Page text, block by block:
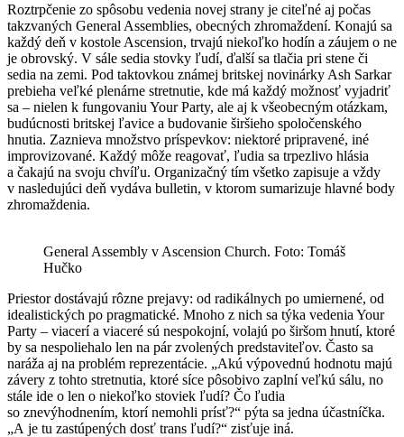
Roztrpčenie zo spôsobu vedenia novej strany je citeľné aj počas
takzvaných General Assemblies, obecných zhromaždení. Konajú sa
každý deň v kostole Ascension, trvajú niekoľko hodín a záujem o ne
je obrovský. V sále sedia stovky ľudí, ďalší sa tlačia pri stene či
sedia na zemi. Pod taktovkou známej britskej novinárky Ash Sarkar
prebieha veľké plenárne stretnutie, kde má každý možnosť vyjadriť
sa – nielen k fungovaniu Your Party, ale aj k všeobecným otázkam,
budúcnosti britskej ľavice a budovanie širšieho spoločenského
hnutia. Zaznieva množstvo príspevkov: niektoré pripravené, iné
improvizované. Každý môže reagovať, ľudia sa trpezlivo hlásia
a čakajú na svoju chvíľu. Organizačný tím všetko zapisuje a vždy
v nasledujúci deň vydáva bulletin, v ktorom sumarizuje hlavné body
zhromaždenia.
General Assembly v Ascension Church. Foto: Tomáš
Hučko
Priestor dostávajú rôzne prejavy: od radikálnych po umiernené, od
idealistických po pragmatické. Mnoho z nich sa týka vedenia Your
Party – viacerí a viaceré sú nespokojní, volajú po širšom hnutí, ktoré
by sa nespoliehalo len na pár zvolených predstaviteľov. Často sa
naráža aj na problém reprezentácie. „Akú výpovednú hodnotu majú
závery z tohto stretnutia, ktoré síce pôsobivo zaplní veľkú sálu, no
stále ide o len o niekoľko stoviek ľudí? Čo ľudia
so znevýhodnením, ktorí nemohli prísť?“ pýta sa jedna účastníčka.
„A je tu zastúpených dosť trans ľudí?“ zisťuje iná.